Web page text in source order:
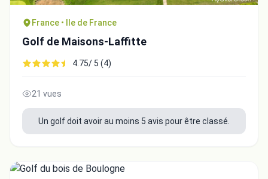
France • Ile de France
Golf de Maisons-Laffitte
4.75/ 5 (4)
21 vues
Un golf doit avoir au moins 5 avis pour être classé.